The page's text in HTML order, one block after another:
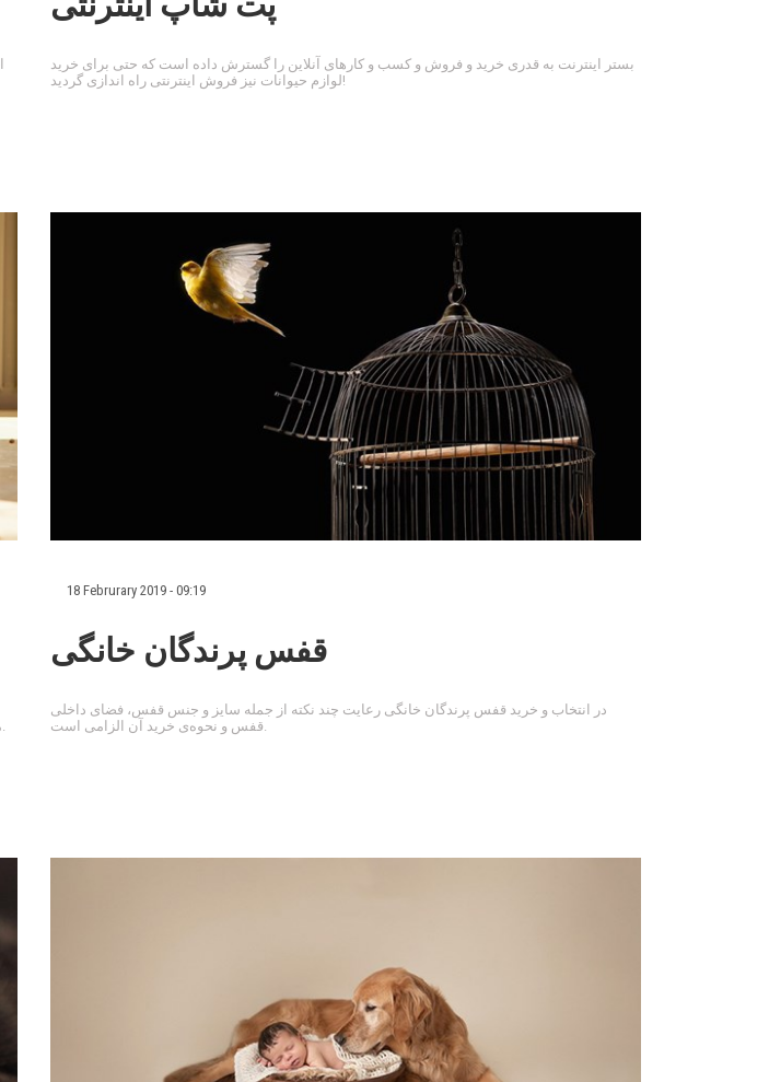
بستر اینترنت به قدری خرید و فروش و کسب و کارهای آنلاین را گسترش داده است که حتی برای خرید
لوازم حیوانات نیز فروش اینترنتی راه اندازی گردید!
می‌نمایید باید از مواد غذایی خوب و تازه استفاده شود تا در سلامت حیوان خانگیتان خللی ایجاد نشود.
18 Februrary 2019 - 09:19
قفس پرندگان خانگی
در انتخاب و خرید قفس پرندگان خانگی رعایت چند نکته از جمله سایز و جنس قفس، فضای داخلی
قفس و نحوه‌ی خرید آن الزامی است.